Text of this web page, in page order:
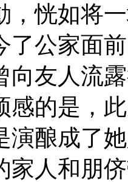
，恍如将
了公家面
向友人流
感的是，
演酿成了
家人和朋